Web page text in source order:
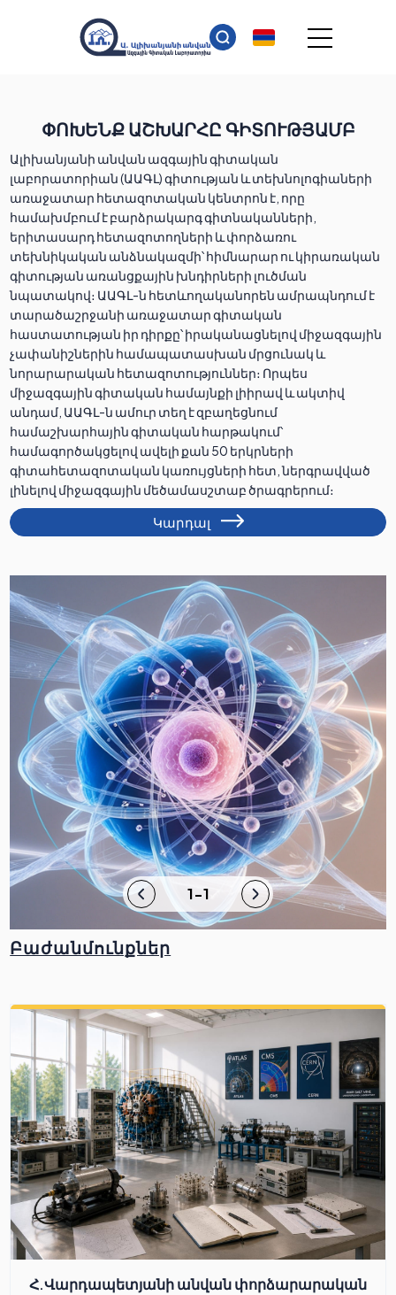
ՓՈԽԵՆՔ ԱՇԽԱՐՀԸ ԳԻՏՈՒԹՅԱՄԲ
Ալիխանյանի անվան ազգային գիտական
լաբորատորիան (ԱԱԳԼ) գիտության և տեխնոլոգիաների
առաջատար հետազոտական կենտրոն է, որը
համախմբում է բարձրակարգ գիտնականների,
երիտասարդ հետազոտողների և փորձառու
տեխնիկական անձնակազմի՝ հիմնարար ու կիրառական
գիտության առանցքային խնդիրների լուծման
նպատակով։ ԱԱԳԼ-ն հետևողականորեն ամրապնդում է
տարածաշրջանի առաջատար գիտական
հաստատության իր դիրքը՝ իրականացնելով միջազգային
չափանիշներին համապատասխան մրցունակ և
նորարարական հետազոտություններ։ Որպես
միջազգային գիտական համայնքի լիիրավ և ակտիվ
անդամ, ԱԱԳԼ-ն ամուր տեղ է զբաղեցնում
համաշխարհային գիտական հարթակում՝
համագործակցելով ավելի քան 50 երկրների
գիտահետազոտական կառույցների հետ, ներգրավված
լինելով միջազգային մեծամասշտաբ ծրագրերում։
Կարդալ
1-1
Բաժանմունքներ
Հ.Վարդապետյանի անվան փորձարարական